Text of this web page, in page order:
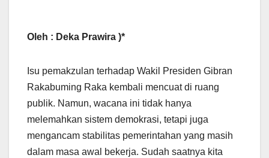
Oleh : Deka Prawira )*
Isu pemakzulan terhadap Wakil Presiden Gibran
Rakabuming Raka kembali mencuat di ruang
publik. Namun, wacana ini tidak hanya
melemahkan sistem demokrasi, tetapi juga
mengancam stabilitas pemerintahan yang masih
dalam masa awal bekerja. Sudah saatnya kita